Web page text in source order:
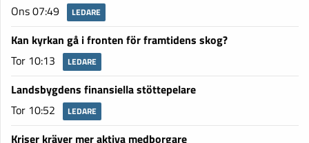
Ons 07:49
LEDARE
Kan kyrkan gå i fronten för framtidens skog?
Tor 10:13
LEDARE
Landsbygdens finansiella stöttepelare
Tor 10:52
LEDARE
Kriser kräver mer aktiva medborgare